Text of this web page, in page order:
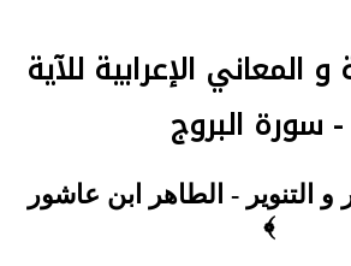
و المعاني الإعرابية للآية
و التنوير - الطاهر ابن عاشور
﴾